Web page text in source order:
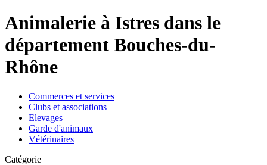
Animalerie à Istres dans le
département Bouches-du-
Rhône
Commerces et services
Clubs et associations
Elevages
Garde d'animaux
Vétérinaires
Catégorie